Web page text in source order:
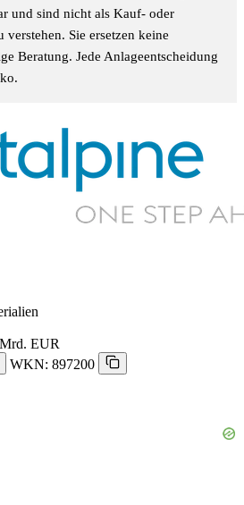
und sind nicht als Kauf- oder
Sie ersetzen keine
Beratung. Jede Anlageentscheidung
EUR
WKN: 897200